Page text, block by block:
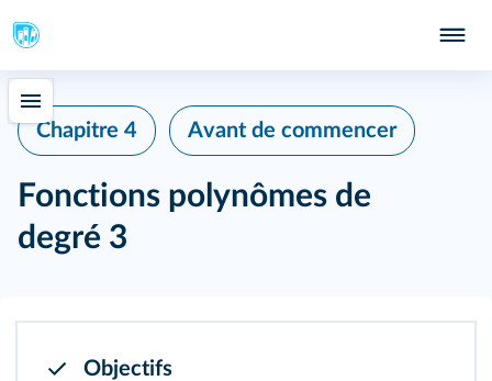
Chapitre 4 Avant de commencer
Fonctions polynômes de
degré 3
Objectifs